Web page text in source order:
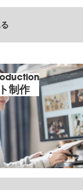
制作